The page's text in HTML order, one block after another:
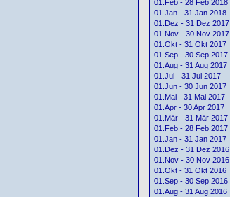
01.Feb - 28 Feb 2018
01.Jan - 31 Jan 2018
01.Dez - 31 Dez 2017
01.Nov - 30 Nov 2017
01.Okt - 31 Okt 2017
01.Sep - 30 Sep 2017
01.Aug - 31 Aug 2017
01.Jul - 31 Jul 2017
01.Jun - 30 Jun 2017
01.Mai - 31 Mai 2017
01.Apr - 30 Apr 2017
01.Mär - 31 Mär 2017
01.Feb - 28 Feb 2017
01.Jan - 31 Jan 2017
01.Dez - 31 Dez 2016
01.Nov - 30 Nov 2016
01.Okt - 31 Okt 2016
01.Sep - 30 Sep 2016
01.Aug - 31 Aug 2016